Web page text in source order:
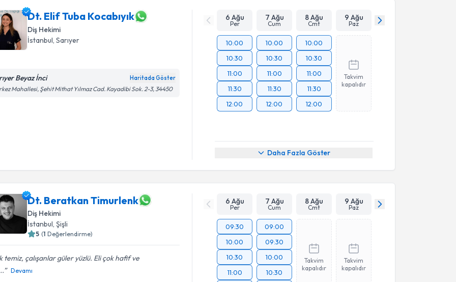
Dt. Elif Tuba Kocabıyık
Diş Hekimi
İstanbul , Sarıyer
Beyaz İnci Haritada Göster
Mahallesi, Şehit Mithat Yılmaz Cad. Kayadibi Sok. 2-3, 34450
6 Ağu
Per
7 Ağu
Cum
8 Ağu
Cmt
9 Ağu
Paz
10:00
10:30
11:00
11:30
12:00
10:00
10:30
11:00
11:30
12:00
10:00
10:30
11:00
11:30
12:00
Takvim
kapalıdır
Daha Fazla Göster
Dt. Beratkan Timurlenk
Diş Hekimi
İstanbul, Şişli
5 (1 Değerlendirme)
temiz, çalışanlar güler yüzlü. Eli çok hafif ve
Devamı
6 Ağu
Per
7 Ağu
Cum
8 Ağu
Cmt
9 Ağu
Paz
09:30
10:00
10:30
11:00
09:00
09:30
10:00
10:30
Takvim
kapalıdır
Takvim
kapalıdır